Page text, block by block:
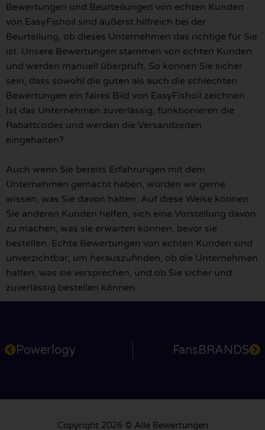
Bewertungen und Beurteilungen von echten Kunden
von EasyFishoil sind äußerst hilfreich bei der
Beurteilung, ob dieses Unternehmen das richtige für Sie
ist. Unsere Bewertungen stammen von echten Kunden
und werden manuell überprüft. So können Sie sicher
sein, dass sowohl die guten als auch die schlechten
Bewertungen ein faires Bild von EasyFishoil zeichnen.
Ist das Unternehmen zuverlässig, funktionieren die
Rabattcodes und werden die Versandzeiten
eingehalten?
Auch wenn Sie bereits Erfahrungen mit dem
Unternehmen gemacht haben, würden wir gerne
wissen, was Sie davon halten. Auf diese Weise können
Sie anderen Kunden helfen, sich eine Vorstellung davon
zu machen, was sie erwarten können, bevor sie
bestellen. Echte Bewertungen von echten Kunden sind
unverzichtbar, um herauszufinden, ob die Unternehmen
halten, was sie versprechen, und ob Sie sicher und
zuverlässig bestellen können.
Powerlogy FansBRANDS
Copyright 2026 © Alle Bewertungen